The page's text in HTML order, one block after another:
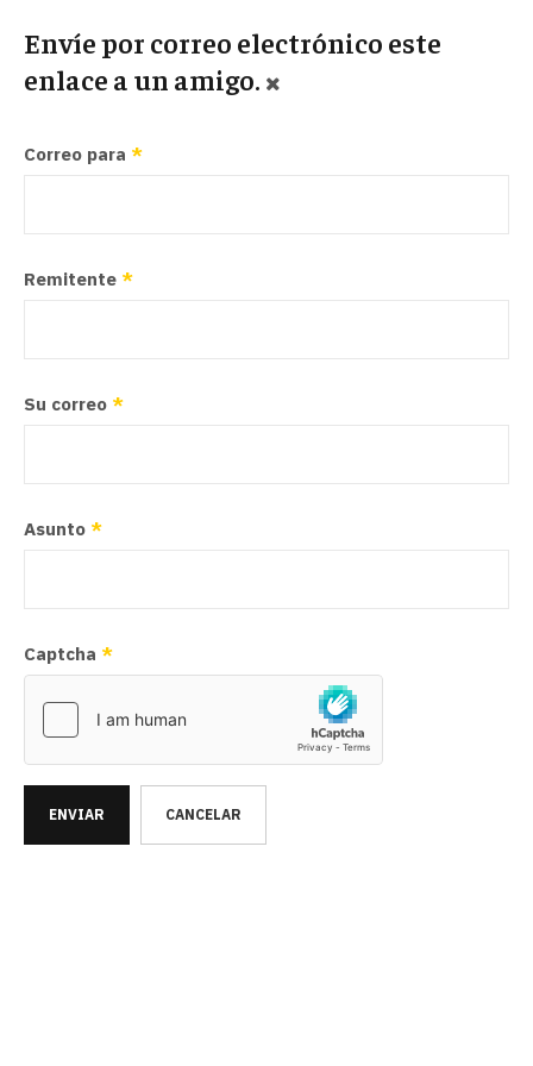
Envíe por correo electrónico este
enlace a un amigo.
Correo para *
Remitente *
Su correo *
Asunto *
Captcha *
ENVIAR CANCELAR